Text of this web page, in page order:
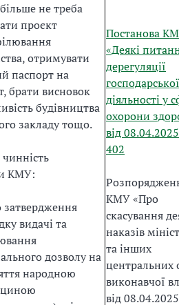
не треба
проєкт
отримувати
паспорт на
брати висновок
будівництва
закладу тощо.
КМУ:
затвердження
видачі та
дозволу на
народною
Постанова
«Деякі
дерегуляції
господарської
діяльності у
охорони
від
402
КМУ «Про
скасування
наказів
та інших
центральних
виконавчої
від